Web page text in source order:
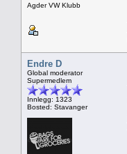
Agder VW Klubb
Endre D
Global moderator
Supermedlem
Innlegg: 1323
Bosted: Stavanger